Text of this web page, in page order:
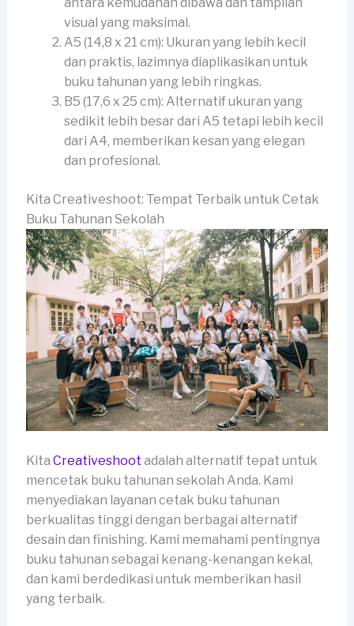
antara kemudahan dibawa dan tampilan
visual yang maksimal.
A5 (14,8 x 21 cm): Ukuran yang lebih kecil
dan praktis, lazimnya diaplikasikan untuk
buku tahunan yang lebih ringkas.
B5 (17,6 x 25 cm): Alternatif ukuran yang
sedikit lebih besar dari A5 tetapi lebih kecil
dari A4, memberikan kesan yang elegan
dan profesional.
Kita Creativeshoot: Tempat Terbaik untuk Cetak
Buku Tahunan Sekolah
Kita Creativeshoot adalah alternatif tepat untuk
mencetak buku tahunan sekolah Anda. Kami
menyediakan layanan cetak buku tahunan
berkualitas tinggi dengan berbagai alternatif
desain dan finishing. Kami memahami pentingnya
buku tahunan sebagai kenang-kenangan kekal,
dan kami berdedikasi untuk memberikan hasil
yang terbaik.